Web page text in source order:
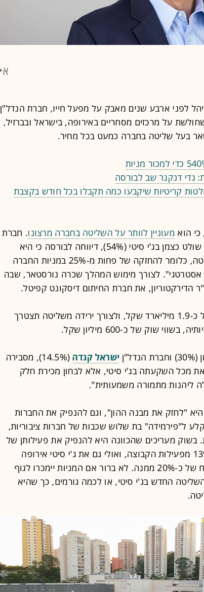
לפני ארבע שנים מאבק על מפעל חייו, חברת הנדל"ן
על מרכזים מסחריים באירופה, בישראל ובברזיל,
בעל שליטה בחברה כמעט בכל מחיר.
גדי דנקנר שב לבורסה
קריטיות שיקבעו כמה תקבלו בכל חודש בקצבת
מעוניין לוותר על השליטה בחברה מרצונו. חברת
, שדרכה שולט כצמן בג'י סיטי (54%), דיווחה לבורסה כי היא
מעוניינת לרדת מהחזקת שליטה, כלומר להחזקה של פחות מ-25% במניות החברה
לצורך מימוש המהלך שכרה נורסטאר, שבה
הדירקטוריון, את חברת החיתום דיסקונט קפיטל.
ג'י סיטי נסחרת כיום בשווי של כ-1.9 מיליארד שקל, ולצורך ירידה משליטה תצטרך
ישראל קנדה
(14.5%), מסבירה
מכל השקעתה בג'י סיטי, אלא לבחון מכירת חלק
ליהנות מתמורה משמעותית".
"לחזק את מבנה ההון", וגם להנפיק את החברות
ל"פירמידה" בת שלוש שכבות של חברות ציבוריות,
בשוק מעריכים שהכוונה היא להנפיק את פעילותן של
ג'י סיטי ישראל, שמהווה כ-13% מפעילות הקבוצה, ואולי גם את ג'י סיטי אירופה
(הפעילה בפולין) שמהווה נתח של כ-20% ממנה. לא ברור אם המניות יימכרו לגוף
החדש בג'י סיטי, או לכמה גורמים, כך שהיא